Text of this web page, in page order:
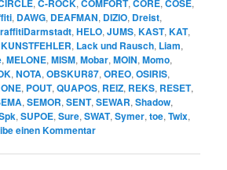
C-ROCK COMFORT CORE COSE
, DAWG, DEAFMAN, DIZIO, Dreist,
,HELO,JUMS,KAST,KAT,
KUNSTFEHLER, Lack und Rausch, Liam,
,MELONE,MISM,Mobar,MOIN,Momo,
,NOTA,OBSKUR87,OREO,OSIRIS,
, POUT,QUAPOS, REIZ, REKS, RESET,
,SEMOR,SENT,SEWAR,Shadow,
,SUPOE,Sure,SWAT,Symer,toe,Twix,
einen Kommentar